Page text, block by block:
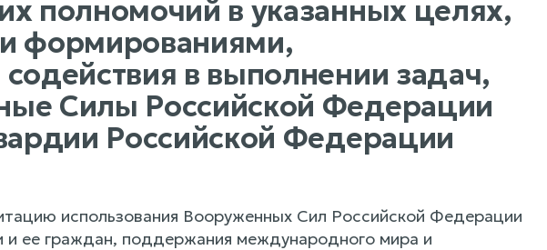
полномочий в указанных целях,
формированиями,
в выполнении задач,
Силы Российской Федерации
Российской Федерации
использования Вооруженных Сил Российской Федерации
ее граждан, поддержания международного мира и